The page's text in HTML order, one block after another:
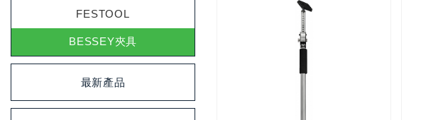
FESTOOL
BESSEY夾具
最新產品